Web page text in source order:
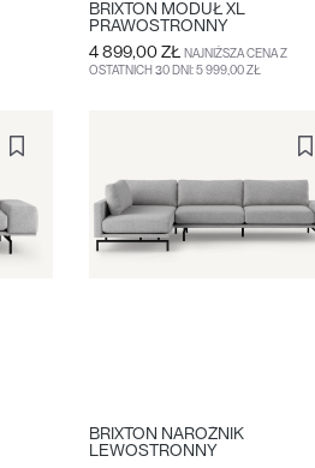
BRIXTON MODUŁ XL
PRAWOSTRONNY
4 899,00 ZŁ NAJNIŻSZA CENA Z
OSTATNICH 30 DNI: 5 999,00 ZŁ
BRIXTON NAROŻNIK
LEWOSTRONNY